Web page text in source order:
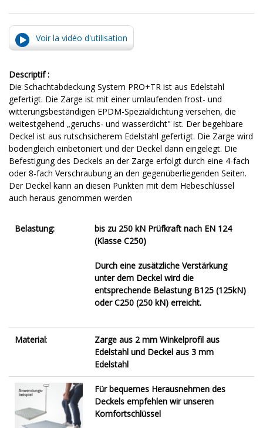
Voir la vidéo d'utilisation
Descriptif :
Die Schachtabdeckung System PRO+TR ist aus Edelstahl
gefertigt. Die Zarge ist mit einer umlaufenden frost- und
witterungsbeständigen EPDM-Spezialdichtung versehen, die
weitestgehend „geruchs- und wasserdicht" ist. Der begehbare
Deckel ist aus rutschsicherem Edelstahl gefertigt. Die Zarge wird
bodengleich einbetoniert und der Deckel dann eingelegt. Die
Befestigung des Deckels an der Zarge erfolgt durch eine 4-fach
oder 8-fach Verschraubung an den gegenüberliegenden Seiten.
Der Deckel kann an diesen Punkten mit dem Hebeschlüssel
auch heraus genommen werden
Belastung:
bis zu 250 kN Prüfkraft nach EN 124
(Klasse C250)
Durch eine zusätzliche Verstärkung
unter dem Deckel wird die
entsprechende Belastung B125 (125kN)
oder C250 (250 kN) erreicht.
Material:
Zarge aus 2 mm Winkelprofil aus
Edelstahl und Deckel aus 3 mm
Edelstahl
Für bequemes Herausnehmen des
Deckels empfehlen wir unseren
Komfortschlüssel